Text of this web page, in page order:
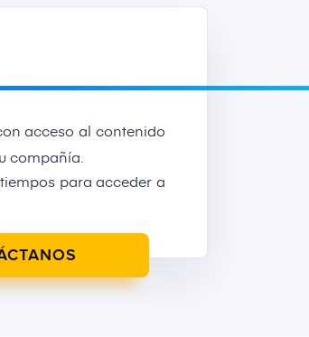
acceso al contenido
compañía.
para acceder a